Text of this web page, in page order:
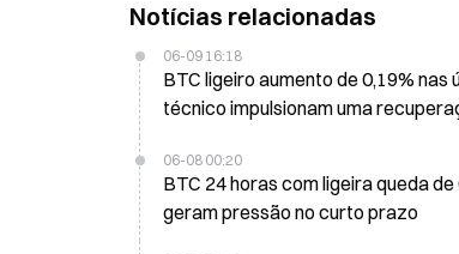
Notícias relacionadas
06-09 16:18
BTC ligeiro aumento de 0,19%
técnico impulsionam uma
06-08 00:20
BTC 24 horas com ligeira queda
geram pressão no curto prazo